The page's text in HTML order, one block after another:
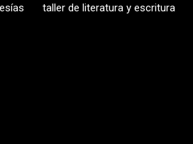
taller de literatura y escritura